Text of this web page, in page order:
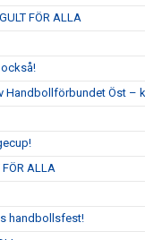
FÖR ALLA
Handbollförbundet Öst –
ALLA
handbollsfest!